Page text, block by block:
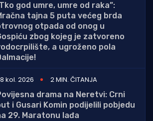
god umre, umre od raka”:
tajna 5 puta većeg brda
otpada od onog u
zbog kojeg je zatvoreno
a ugroženo pola
kol. 2026
2 MIN. ČITANJA
drama na Neretvi: Crni
i Gusari Komin podijelili pobjedu
29. Maratonu lađa